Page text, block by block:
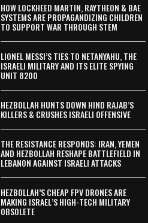
HOW LOCKHEED MARTIN, RAYTHEON & BAE
SYSTEMS ARE PROPAGANDIZING CHILDREN
TO SUPPORT WAR THROUGH STEM
LIONEL MESSI’S TIES TO NETANYAHU, THE
ISRAELI MILITARY AND ITS ELITE SPYING
UNIT 8200
HEZBOLLAH HUNTS DOWN HIND RAJAB’S
KILLERS & CRUSHES ISRAELI OFFENSIVE
THE RESISTANCE RESPONDS: IRAN, YEMEN
AND HEZBOLLAH RESHAPE BATTLEFIELD IN
LEBANON AGAINST ISRAELI ATTACKS
HEZBOLLAH’S CHEAP FPV DRONES ARE
MAKING ISRAEL’S HIGH-TECH MILITARY
OBSOLETE